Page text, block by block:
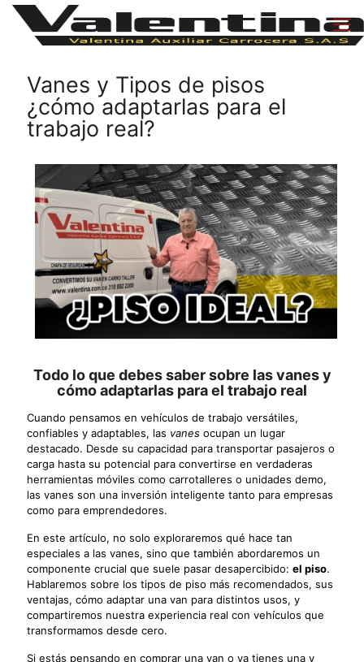
Vanes y Tipos de pisos
¿cómo adaptarlas para el
trabajo real?
Todo lo que debes saber sobre las vanes y
cómo adaptarlas para el trabajo real
Cuando pensamos en vehículos de trabajo versátiles,
confiables y adaptables, las vanes ocupan un lugar
destacado. Desde su capacidad para transportar pasajeros o
carga hasta su potencial para convertirse en verdaderas
herramientas móviles como carrotalleres o unidades demo,
las vanes son una inversión inteligente tanto para empresas
como para emprendedores.
En este artículo, no solo exploraremos qué hace tan
especiales a las vanes, sino que también abordaremos un
componente crucial que suele pasar desapercibido: el piso.
Hablaremos sobre los tipos de piso más recomendados, sus
ventajas, cómo adaptar una van para distintos usos, y
compartiremos nuestra experiencia real con vehículos que
transformamos desde cero.
Si estás pensando en comprar una van o ya tienes una y